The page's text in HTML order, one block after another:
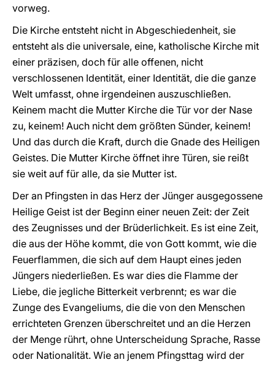
vorweg.
Die Kirche entsteht nicht in Abgeschiedenheit, sie
entsteht als die universale, eine, katholische Kirche mit
einer präzisen, doch für alle offenen, nicht
verschlossenen Identität, einer Identität, die die ganze
Welt umfasst, ohne irgendeinen auszuschließen.
Keinem macht die Mutter Kirche die Tür vor der Nase
zu, keinem! Auch nicht dem größten Sünder, keinem!
Und das durch die Kraft, durch die Gnade des Heiligen
Geistes. Die Mutter Kirche öffnet ihre Türen, sie reißt
sie weit auf für alle, da sie Mutter ist.
Der an Pfingsten in das Herz der Jünger ausgegossene
Heilige Geist ist der Beginn einer neuen Zeit: der Zeit
des Zeugnisses und der Brüderlichkeit. Es ist eine Zeit,
die aus der Höhe kommt, die von Gott kommt, wie die
Feuerflammen, die sich auf dem Haupt eines jeden
Jüngers niederließen. Es war dies die Flamme der
Liebe, die jegliche Bitterkeit verbrennt; es war die
Zunge des Evangeliums, die die von den Menschen
errichteten Grenzen überschreitet und an die Herzen
der Menge rührt, ohne Unterscheidung Sprache, Rasse
oder Nationalität. Wie an jenem Pfingsttag wird der